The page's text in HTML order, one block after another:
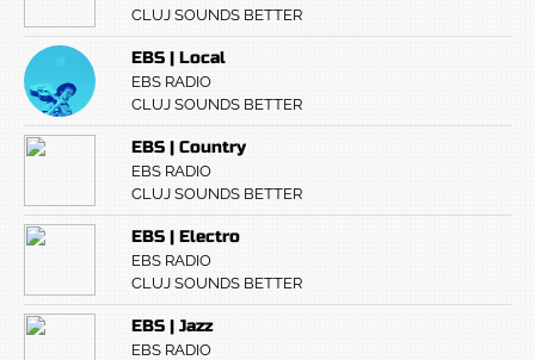
CLUJ SOUNDS BETTER
EBS | Local
EBS RADIO
CLUJ SOUNDS BETTER
EBS | Country
EBS RADIO
CLUJ SOUNDS BETTER
EBS | Electro
EBS RADIO
CLUJ SOUNDS BETTER
EBS | Jazz
EBS RADIO